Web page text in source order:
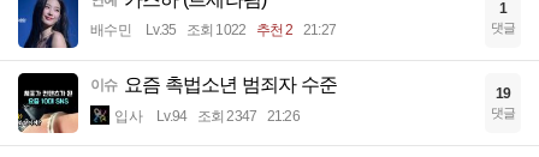
배수민 Lv.35 조회 1022 추천 2 21:27
1
댓글
이슈 요즘 촉법소년 범죄자 수준
입사 Lv.94 조회 2347 21:26
19
댓글